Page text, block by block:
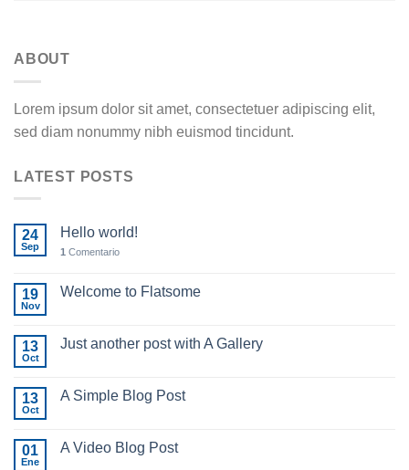
ABOUT
Lorem ipsum dolor sit amet, consectetuer adipiscing elit,
sed diam nonummy nibh euismod tincidunt.
LATEST POSTS
24
Sep
Hello world!
1 Comentario
19
Nov
Welcome to Flatsome
13
Oct
Just another post with A Gallery
13
Oct
A Simple Blog Post
01
Ene
A Video Blog Post